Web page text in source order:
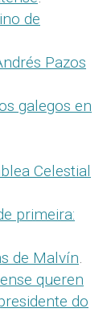
de
Pazos
galegos en
Celestial
primeira:
de Malvín.
queren
do